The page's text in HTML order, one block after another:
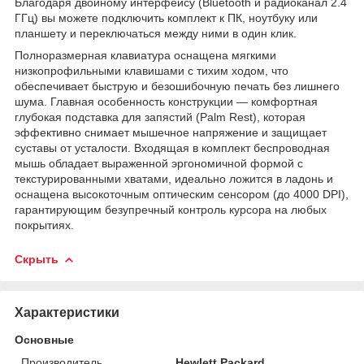
ГГц) вы можете подключить комплект к ПК, ноутбуку или
планшету и переключаться между ними в один клик.
Полноразмерная клавиатура оснащена мягкими
низкопрофильными клавишами с тихим ходом, что
обеспечивает быструю и безошибочную печать без лишнего
шума. Главная особенность конструкции — комфортная
глубокая подставка для запястий (Palm Rest), которая
эффективно снимает мышечное напряжение и защищает
суставы от усталости. Входящая в комплект беспроводная
мышь обладает выраженной эргономичной формой с
текстурированными хватами, идеально ложится в ладонь и
оснащена высокоточным оптическим сенсором (до 4000 DPI),
гарантирующим безупречный контроль курсора на любых
покрытиях.
Скрыть
Характеристики
Основные